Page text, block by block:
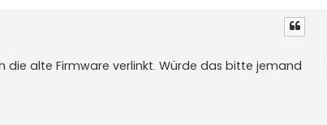
die alte Firmware verlinkt. Würde das bitte jemand